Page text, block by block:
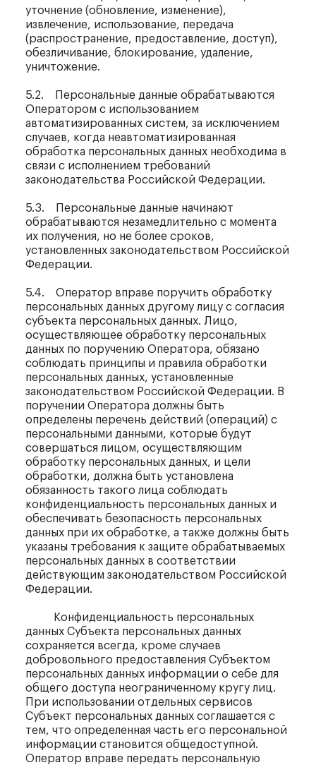
уточнение (обновление, изменение),
извлечение, использование, передача
(распространение, предоставление, доступ),
обезличивание, блокирование, удаление,
уничтожение.
5.2. Персональные данные обрабатываются
Оператором с использованием
автоматизированных систем, за исключением
случаев, когда неавтоматизированная
обработка персональных данных необходима в
связи с исполнением требований
законодательства Российской Федерации.
5.3. Персональные данные начинают
обрабатываются незамедлительно с момента
их получения, но не более сроков,
установленных законодательством Российской
Федерации.
5.4. Оператор вправе поручить обработку
персональных данных другому лицу с согласия
субъекта персональных данных. Лицо,
осуществляющее обработку персональных
данных по поручению Оператора, обязано
соблюдать принципы и правила обработки
персональных данных, установленные
законодательством Российской Федерации. В
поручении Оператора должны быть
определены перечень действий (операций) с
персональными данными, которые будут
совершаться лицом, осуществляющим
обработку персональных данных, и цели
обработки, должна быть установлена
обязанность такого лица соблюдать
конфиденциальность персональных данных и
обеспечивать безопасность персональных
данных при их обработке, а также должны быть
указаны требования к защите обрабатываемых
персональных данных в соответствии
действующим законодательством Российской
Федерации.
Конфиденциальность персональных
данных Субъекта персональных данных
сохраняется всегда, кроме случаев
добровольного предоставления Субъектом
персональных данных информации о себе для
общего доступа неограниченному кругу лиц.
При использовании отдельных сервисов
Субъект персональных данных соглашается с
тем, что определенная часть его персональной
информации становится общедоступной.
Оператор вправе передать персональную